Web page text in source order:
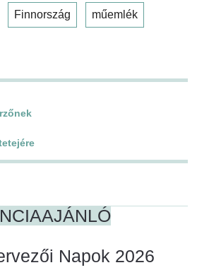
Finnország műemlék
Napok 2026